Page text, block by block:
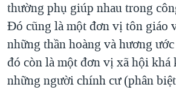
thường phụ giúp nhau trong
Đó cũng là một đơn vị tôn giáo
những thần hoàng và hương
đó còn là một đơn vị xã hội khá
những người chính cư (phân